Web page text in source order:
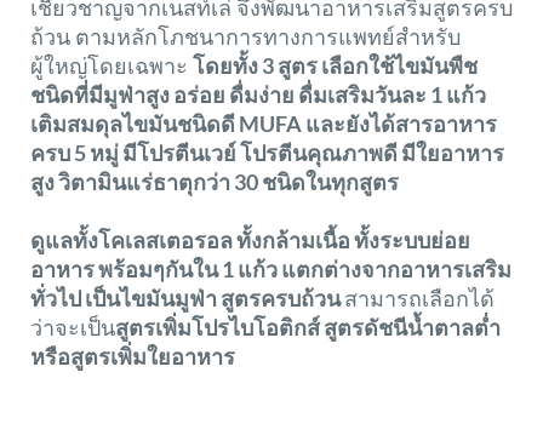
เชี่ยวชาญจากเนสท์เล่ จึงพัฒนาอาหารเสริมสูตรครบ
ถ้วน ตามหลักโภชนาการทางการแพทย์สำหรับ
ผู้ใหญ่โดยเฉพาะ โดยทั้ง 3 สูตร เลือกใช้ไขมันพืช
ชนิดที่มีมูฟ่าสูง อร่อย ดื่มง่าย ดื่มเสริมวันละ 1 แก้ว
เติมสมดุลไขมันชนิดดี MUFA และยังได้สารอาหาร
ครบ 5 หมู่ มีโปรตีนเวย์ โปรตีนคุณภาพดี มีใยอาหาร
สูง วิตามินแร่ธาตุกว่า 30 ชนิดในทุกสูตร
ดูแลทั้งโคเลสเตอรอล ทั้งกล้ามเนื้อ ทั้งระบบย่อย
อาหาร พร้อมๆกันใน 1 แก้ว แตกต่างจากอาหารเสริม
ทั่วไป เป็นไขมันมูฟ่า สูตรครบถ้วนสามารถเลือกได้
ว่าจะเป็นสูตรเพิ่มโปรไบโอติกส์สูตรดัชนีน้ำตาลต่ำ
หรือสูตรเพิ่มใยอาหาร